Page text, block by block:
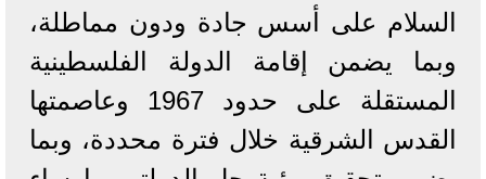
السلام على أسس جادة ودون مماطلة،
وبما يضمن إقامة الدولة الفلسطينية
المستقلة على حدود 1967 وعاصمتها
القدس الشرقية خلال فترة محددة، وبما